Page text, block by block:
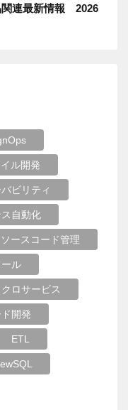
関連最新情報 2026
ル開発
ビリティ
自動化
ソースコード管理
ル
ロサービス
開発
ETL